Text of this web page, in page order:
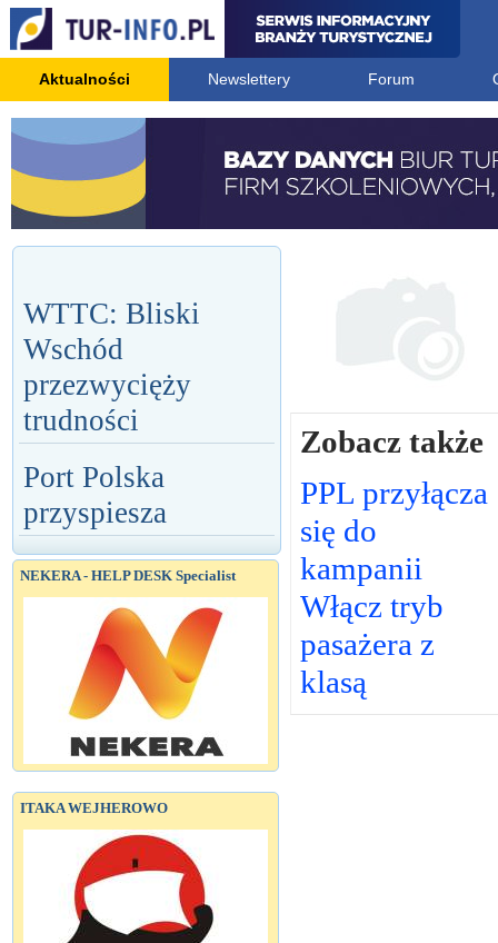
Aktualności Newslettery Forum
WTTC: Bliski
Wschód
przezwycięży
trudności
Port Polska
przyspiesza
NEKERA - HELP DESK Specialist
ITAKA WEJHEROWO
Zobacz także
PPL przyłącza
się do
kampanii
Włącz tryb
pasażera z
klasą